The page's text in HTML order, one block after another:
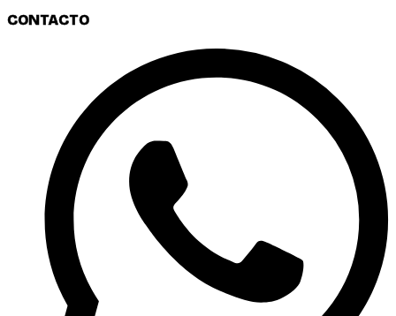
CONTACTO